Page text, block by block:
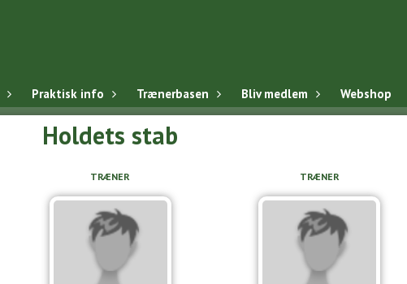
Praktisk info Trænerbasen Bliv medlem Webshop
Holdets stab
TRÆNER TRÆNER